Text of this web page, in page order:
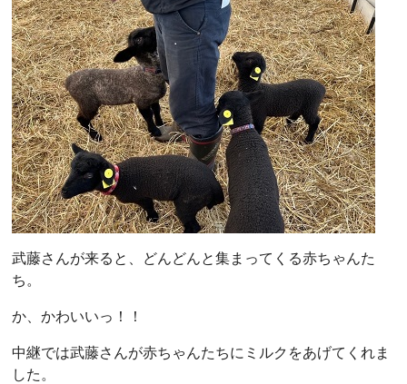
武藤さんが来ると、どんどんと集まってくる赤ちゃんた
ち。
か、かわいいっ！！
中継では武藤さんが赤ちゃんたちにミルクをあげてくれま
した。